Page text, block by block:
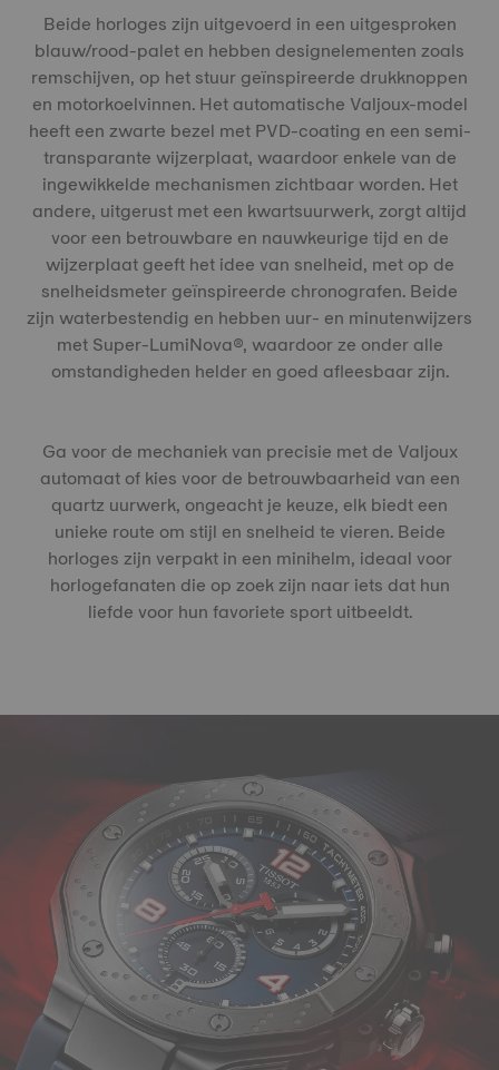
Beide horloges zijn uitgevoerd in een uitgesproken
blauw/rood-palet en hebben designelementen zoals
remschijven, op het stuur geïnspireerde drukknoppen
en motorkoelvinnen. Het automatische Valjoux-model
heeft een zwarte bezel met PVD-coating en een semi-
transparante wijzerplaat, waardoor enkele van de
ingewikkelde mechanismen zichtbaar worden. Het
andere, uitgerust met een kwartsuurwerk, zorgt altijd
voor een betrouwbare en nauwkeurige tijd en de
wijzerplaat geeft het idee van snelheid, met op de
snelheidsmeter geïnspireerde chronografen. Beide
zijn waterbestendig en hebben uur- en minutenwijzers
met Super-LumiNova®, waardoor ze onder alle
omstandigheden helder en goed afleesbaar zijn.
Ga voor de mechaniek van precisie met de Valjoux
automaat of kies voor de betrouwbaarheid van een
quartz uurwerk, ongeacht je keuze, elk biedt een
unieke route om stijl en snelheid te vieren. Beide
horloges zijn verpakt in een minihelm, ideaal voor
horlogefanaten die op zoek zijn naar iets dat hun
liefde voor hun favoriete sport uitbeeldt.